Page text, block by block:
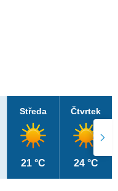
Středa
21 °C
Čtvrtek
24 °C